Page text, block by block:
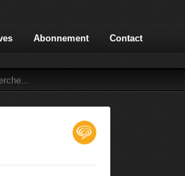
Abonnement Contact